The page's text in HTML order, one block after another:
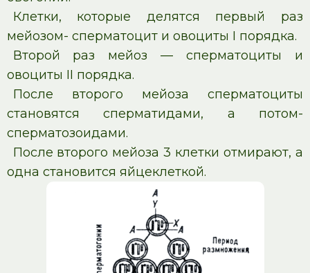
Клетки, которые делятся первый раз
мейозом- сперматоцит и овоциты I порядка.
Второй раз мейоз — сперматоциты и
овоциты II порядка.
После второго мейоза сперматоциты
становятся сперматидами, а потом-
сперматозоидами.
После второго мейоза 3 клетки отмирают, а
одна становится яйцеклеткой.